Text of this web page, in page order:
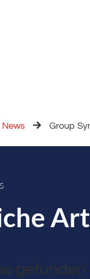
News Group
gefunden